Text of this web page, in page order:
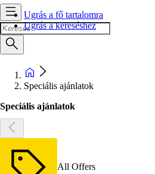
Ugrás a fő tartalomra
Ugrás a kereséshez
Speciális ajánlatok
Speciális ajánlatok
All Offers